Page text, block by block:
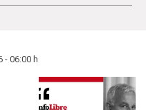
- 06:00 h